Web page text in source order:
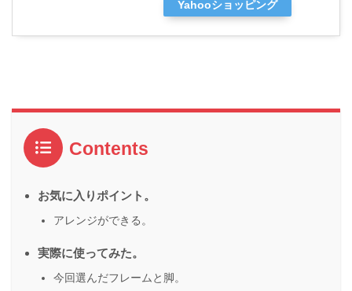
Yahooショッピング
Contents
お気に入りポイント。
アレンジができる。
実際に使ってみた。
今回選んだフレームと脚。